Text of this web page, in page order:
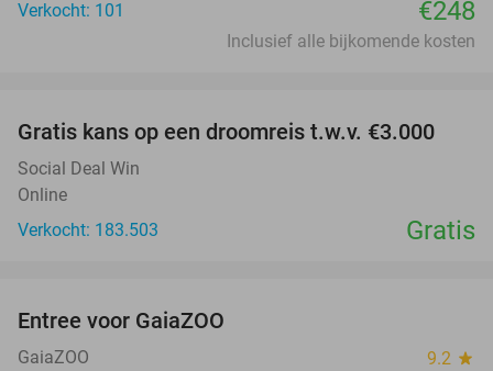
Verkocht: 101
€248
Inclusief alle bijkomende kosten
Gratis kans op een droomreis t.w.v. €3.000
Social Deal Win
Online
Verkocht: 183.503
Gratis
Entree voor GaiaZOO
GaiaZOO 9.2 star